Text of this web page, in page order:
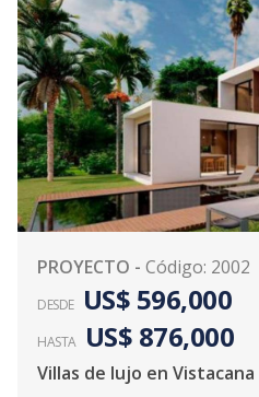
PROYECTO - Código: 2002
DESDE US$ 596,000
HASTA US$ 876,000
Villas de lujo en Vistacana